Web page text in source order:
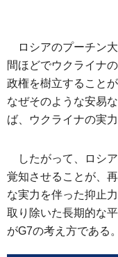
ロシアのプーチン
間ほどでウクライナ
政権を樹立すること
なぜそのような安易
ば、ウクライナの実
したがって、ロシ
覚知させることが、
な実力を伴った抑止
取り除いた長期的な
がG7の考え方である。